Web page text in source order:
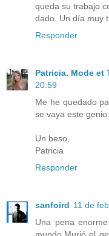
queda su trabajo
dado. Un día muy
Responder
Patricia. Mode et
20:59
Me he quedado
se vaya este genio.
Un beso,
Patricia
Responder
sanfoird 11 de
Una pena